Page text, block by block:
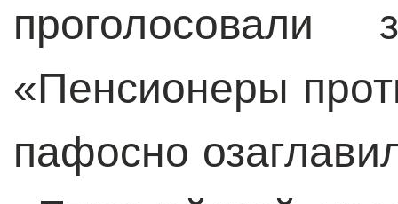
«Пенсионеры
пафосно